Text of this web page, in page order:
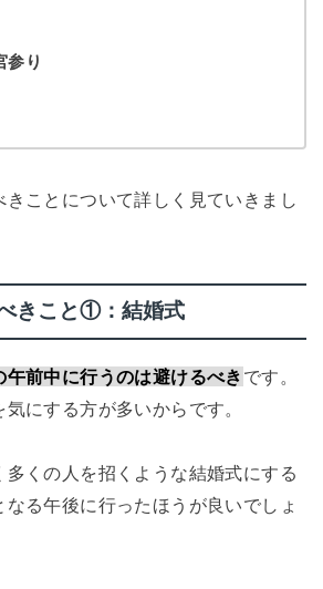
参り
きことについて詳しく見ていきまし
きこと①：結婚式
前中に行うのは避けるべき です。
にする方が多いからです。
くの人を招くような結婚式にする
る午後に行ったほうが良いでしょ